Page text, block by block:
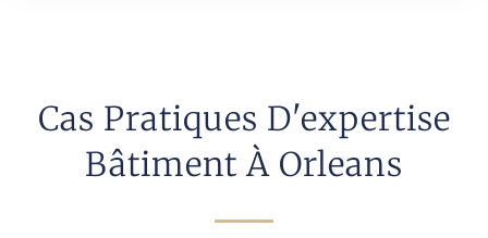
Cas Pratiques D'expertise
Bâtiment À Orleans